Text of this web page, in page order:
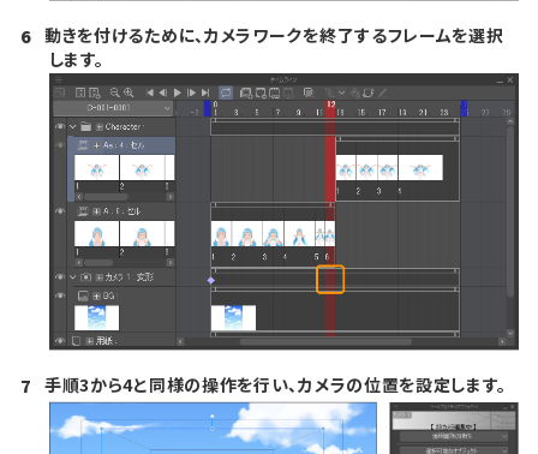
6 動きを付けるために、カメラワークを終了するフレームを選択
します。
7 手順3から4と同様の操作を行い、カメラの位置を設定します。